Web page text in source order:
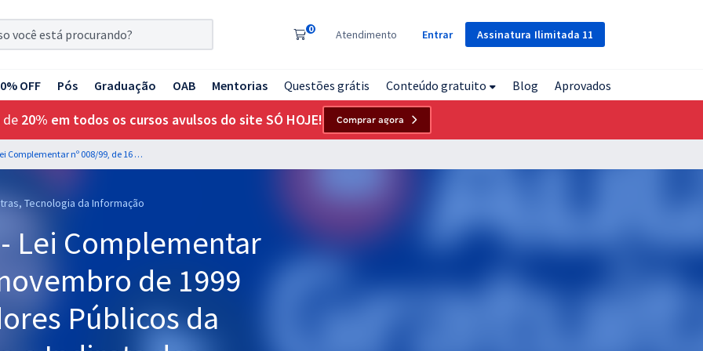
Assinatura Ilimitada 11
0 Atendimento Entrar
OFF Pós Graduação OAB Mentorias Questões grátis Conteúdo gratuito Blog Aprovados
de 20% em todos os cursos avulsos do site SÓ HOJE! Comprar agora
SEMUS Palmas - TO - Lei Complementar nº 008/99, de 16 de novembro de 1999 (Estatuto dos Servidores Públicos da Administração Direta e Indireta dos Poderes do Município de Palmas) com o Prof. Rodrigo Cardoso
Tecnologia da Informação
- Lei Complementar
de 1999
Públicos da